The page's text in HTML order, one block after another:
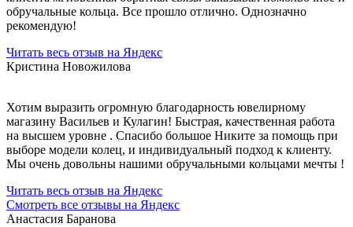
обручальные кольца. Все прошло отлично. Однозначно
рекомендую!
Читать весь отзыв на Яндекс
Кристина Новожилова
Хотим выразить огромную благодарность ювелирному
магазину Васильев и Кулагин! Быстрая, качественная работа
на высшем уровне . Спасибо большое Никите за помощь при
выборе модели колец, и индивидуальный подход к клиенту.
Мы очень довольны нашими обручальными кольцами мечты !
Читать весь отзыв на Яндекс
Смотреть все отзывы на Яндекс
Анастасия Баранова